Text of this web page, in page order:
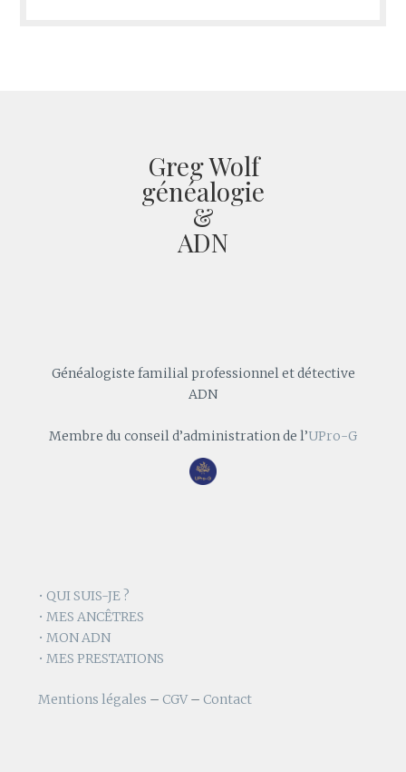
Greg Wolf
généalogie
&
ADN
Généalogiste familial professionnel et détective
ADN
Membre du conseil d’administration de l’UPro-G
• QUI SUIS-JE ?
• MES ANCÊTRES
• MON ADN
• MES PRESTATIONS
Mentions légales – CGV– Contact